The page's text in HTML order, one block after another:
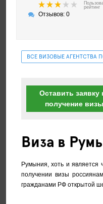
рейтинг
Отзывов: 0
ВСЕ ВИЗОВЫЕ АГЕНТСТВА
Оставить заявку
получение визы
Виза в
Румыния, хоть и является
получении визы
гражданами РФ открытой